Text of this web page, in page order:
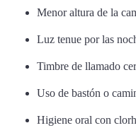
Menor altura de la
Luz tenue por las
Timbre de llamado
Uso de bastón o
Higiene oral con